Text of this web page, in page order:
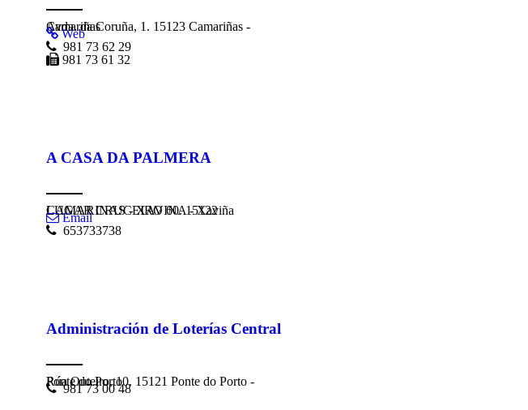
Avda. da Coruña, 1. 15123 Camariñas - Camariñas
Web
981 73 62 29
981 73 61 32
A CASA DA PALMERA
LUGAR CRUCEIRO 60. 15122 CAMARINAS - XAVINA - Xaviña
Email
653733738
Administración de Loterías Central
Rúa Outeiro, 10. 15121 Ponte do Porto - Ponte do Porto
981 73 00 48